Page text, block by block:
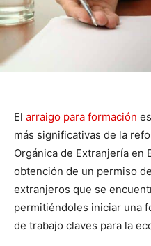
El arraigo para formación
más significativas de la
Orgánica de Extranjería en
obtención de un permiso
extranjeros que se
permitiéndoles iniciar una
de trabajo claves para la